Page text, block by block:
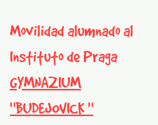
Movilidad alumnado al
Instituto de Praga
GYMNAZIUM
"BUDEJOVICKÁ"